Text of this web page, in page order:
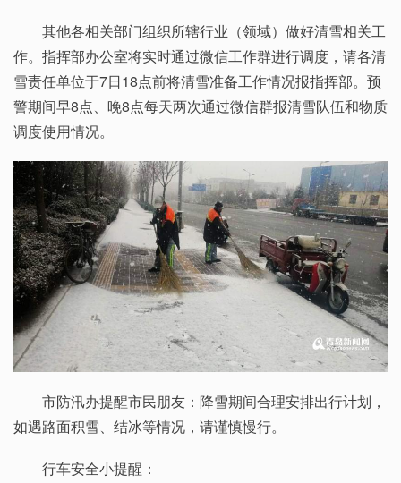
其他各相关部门组织所辖行业（领域）做好清雪相关工
作。指挥部办公室将实时通过微信工作群进行调度，请各清
雪责任单位于7日18点前将清雪准备工作情况报指挥部。预
警期间早8点、晚8点每天两次通过微信群报清雪队伍和物质
调度使用情况。
市防汛办提醒市民朋友：降雪期间合理安排出行计划，
如遇路面积雪、结冰等情况，请谨慎慢行。
行车安全小提醒：